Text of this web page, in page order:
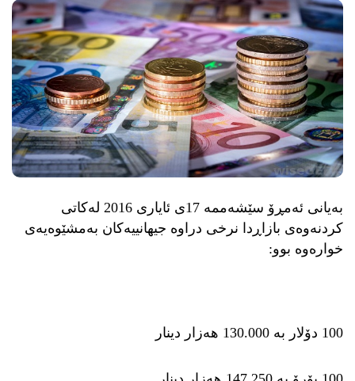
بەیانی ئەمڕۆ سێشەممە 17ی ئایاری 2016 لەكاتی
كردنەوەی بازاڕدا نرخی دراوە جیهانییەكان بەمشێوەیەی
خوارەوە بوو:
100 دۆلار بە 130.000 هەزار دینار